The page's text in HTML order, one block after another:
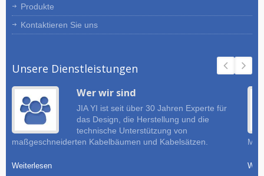
Produkte
Kontaktieren Sie uns
Unsere Dienstleistungen
Wer wir sind
JIA YI ist seit über 30 Jahren Experte für
das Design, die Herstellung und die
technische Unterstützung von
maßgeschneiderten Kabelbäumen und Kabelsätzen.
Weiterlesen